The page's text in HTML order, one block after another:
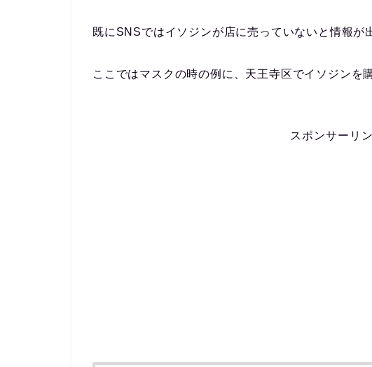
既にSNSではイソジンが店に売っていないと情報が
ここではマスクの時の例に、天王寺区でイソジンを
スポンサーリ